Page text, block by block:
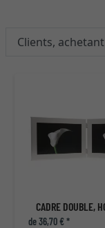
Clients,
de 36,70 € *